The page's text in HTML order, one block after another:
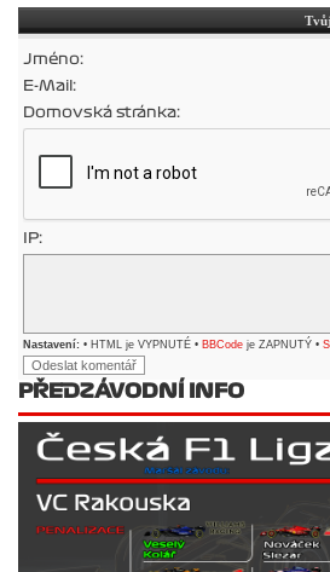
Jméno:
E-Mail:
Domovská stránka:
IP:
Nastavení: • HTML je VYPNUTÉ • BBCode je ZAPNUTÝ •
PŘEDZÁVODNÍ INFO